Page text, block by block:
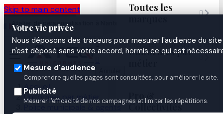
Skip to main content
Votre vie privée
Nous déposons des traceurs pour mesurer l'audience du
n'est déposé sans votre accord, hormis ce qui est
Mesure d'audience
Comprendre quelles pages sont consultées, pour améliorer le site.
Publicité
Mesurer l'efficacité de nos campagnes et limiter les répétitions.
Atelier de personnalisation à Nantes
depuis 2003

Toutes les
marques

Uniformes par
Pro &
Collectivités
Accueil
Uniformes par métier
Police municipale & agents